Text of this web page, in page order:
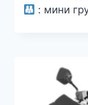
: мини